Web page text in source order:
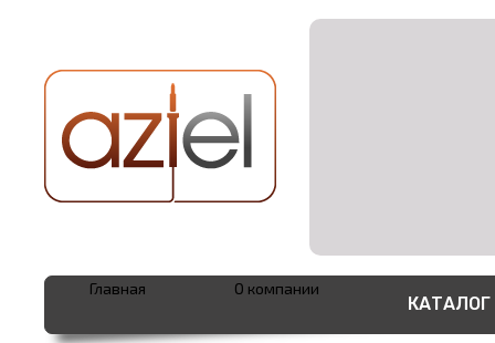
Главная О компании
КАТАЛОГ